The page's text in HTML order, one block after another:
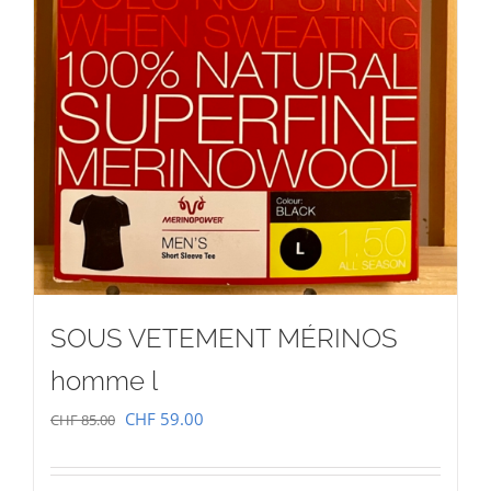
SOUS VETEMENT MÉRINOS
homme l
CHF85.00 Le
initial
CHF 59.00
actuel